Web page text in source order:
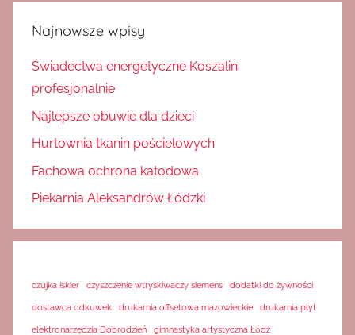
Najnowsze wpisy
Świadectwa energetyczne Koszalin
profesjonalnie
Najlepsze obuwie dla dzieci
Hurtownia tkanin pościelowych
Fachowa ochrona katodowa
Piekarnia Aleksandrów Łódzki
czujka iskier czyszczenie wtryskiwaczy siemens dodatki do żywności
dostawca odkuwek drukarnia offsetowa mazowieckie drukarnia płyt
elektronarzędzia Dobrodzień gimnastyka artystyczna Łódź